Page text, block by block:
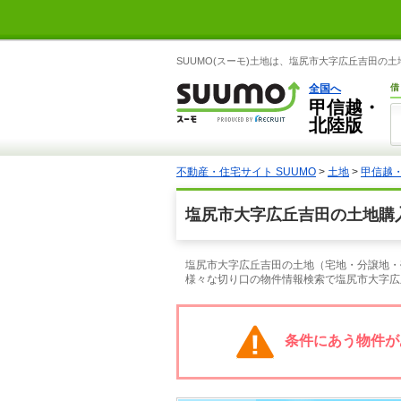
SUUMO(スーモ)土地は、塩尻市大字広丘吉田の
全国へ
甲信越・
北陸版
借
不動産・住宅サイト SUUMO > 土地 > 甲信越
塩尻市大字広丘吉田の土地
塩尻市大字広丘吉田の土地（宅地・分譲地
様々な切り口の物件情報検索で塩尻市大字
条件にあう物件